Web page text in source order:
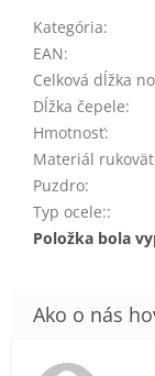
Kategória:
EAN:
Celková dĺžka
Dĺžka čepele:
Hmotnosť:
Materiál
Puzdro:
Typ ocele::
Položka bola